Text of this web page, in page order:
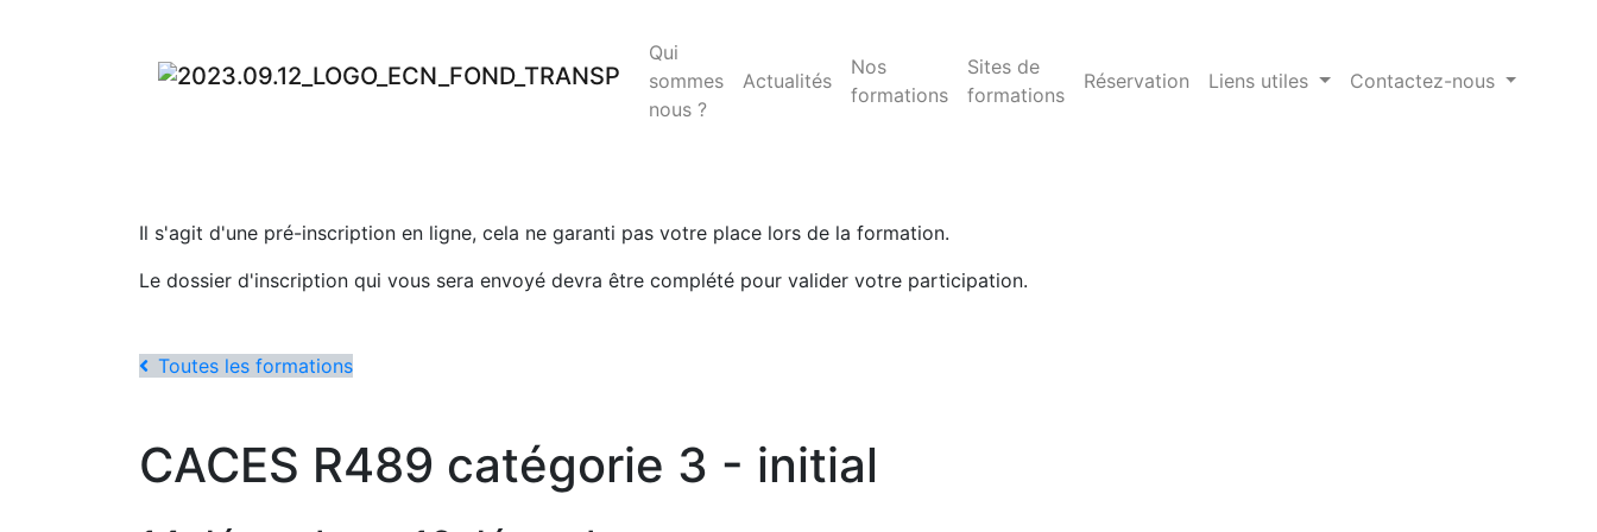
Qui
sommes
nous ?
Actualités
Nos
formations
Sites de
formations
Réservation Liens utiles Contactez-nous
Il s'agit d'une pré-inscription en ligne, cela ne garanti pas votre place lors de la formation.
Le dossier d'inscription qui vous sera envoyé devra être complété pour valider votre participation.
Toutes les formations
CACES R489 catégorie 3 - initial